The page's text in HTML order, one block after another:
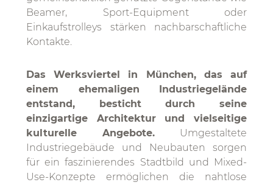
Beamer, Sport-Equipment oder
Einkaufstrolleys stärken nachbarschaftliche
Kontakte.
Das Werksviertel in München, das auf
einem ehemaligen Industriegelände
entstand, besticht durch seine
einzigartige Architektur und vielseitige
kulturelle Angebote. Umgestaltete
Industriegebäude und Neubauten sorgen
für ein faszinierendes Stadtbild und Mixed-
Use-Konzepte ermöglichen die nahtlose